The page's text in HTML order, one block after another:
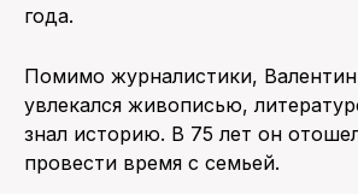
года.
Помимо журналистики,
увлекался живописью,
знал историю. В 75 лет он
провести время с семьей.